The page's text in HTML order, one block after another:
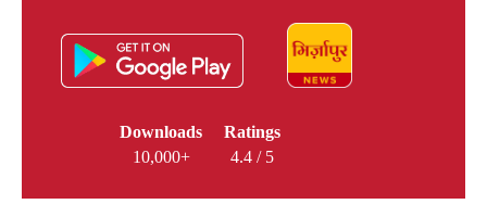
Downloads
10,000+
Ratings
4.4 / 5